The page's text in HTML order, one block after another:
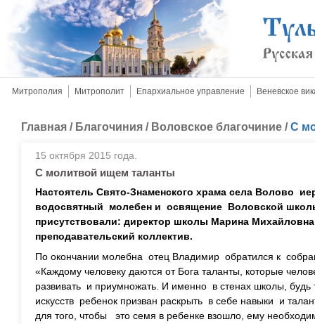
Митрополия Митрополит Епархиальное управление Веневское
Главная / Благочиния / Воловское благочиние /С
15 октября 2015 года.
С молитвой ищем таланты
Настоятель Свято-Знаменского храма села Волово
водосвятный молебен и освящение Воловской
присутствовали: директор школы Марина
преподавательский коллектив.
По окончании молебна отец Владимир обратился к
«Каждому человеку даются от Бога таланты, которые
развивать и приумножать. И именно в стенах школы,
искусств ребенок призван раскрыть в себе навыки и
для того, чтобы это семя в ребенке взошло, ему